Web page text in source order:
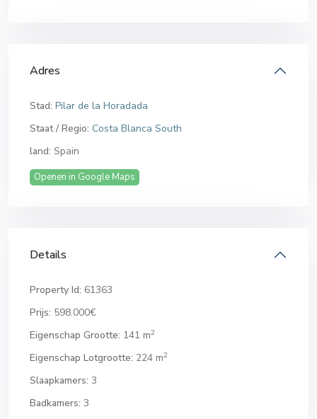
Adres
Stad: Pilar de la Horadada
Staat / Regio: Costa Blanca South
land: Spain
Openen in Google Maps
Details
Property Id: 61363
Prijs: 598.000€
Eigenschap Grootte: 141 m2
Eigenschap Lotgrootte: 224 m2
Slaapkamers: 3
Badkamers: 3